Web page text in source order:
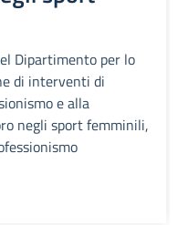
Dipartimento per lo
di interventi di
e alla
negli sport femminili,